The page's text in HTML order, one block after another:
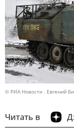
© РИА Новости . Евгений
Читать в